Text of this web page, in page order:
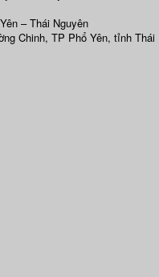
– Thái Nguyên
Chinh, TP Phổ Yên, tỉnh Thái